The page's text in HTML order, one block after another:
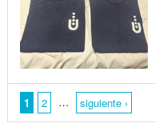
1 2 … siguiente ›